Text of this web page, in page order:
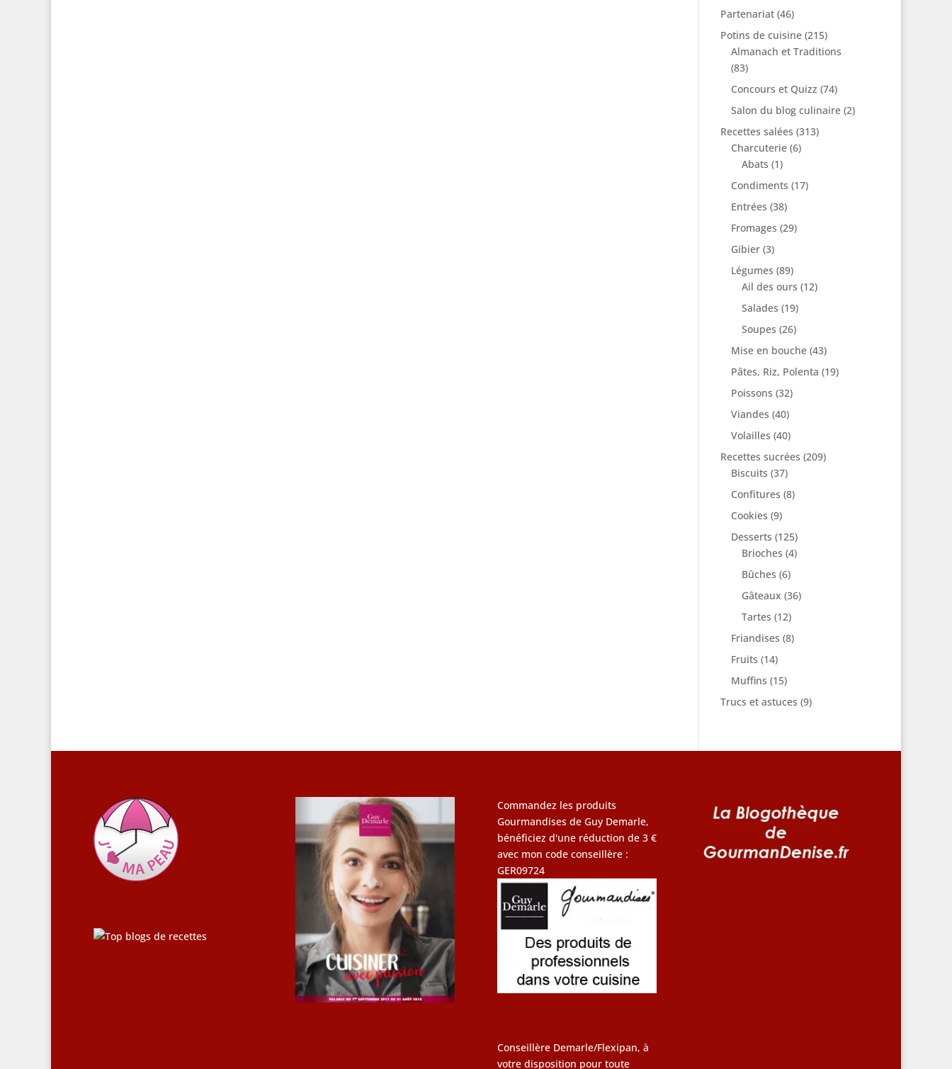
Partenariat(46)
Potins de cuisine(215)
Almanach et Traditions
(83)
Concours et Quizz (74)
Salon du blog culinaire(2)
Recettes salées (313)
Charcuterie(6)
Abats (1)
Condiments (17)
Entrées (38)
Fromages (29)
Gibier(3)
Légumes (89)
Ail des ours (12)
Salades (19)
Soupes (26)
Mise en bouche(43)
Pâtes, Riz, Polenta (19)
Poissons (32)
Viandes (40)
Volailles (40)
Recettes sucrées (209)
Biscuits (37)
Confitures (8)
Cookies (9)
Desserts (125)
Brioches (4)
Bûches (6)
Gâteaux (36)
Tartes (12)
Friandises (8)
Fruits (14)
Muffins (15)
Trucs et astuces (9)
Commandez les produits
Gourmandises de Guy Demarle,
bénéficiez d'une réduction de 3 €
avec mon code conseillère :
GER09724
Conseillère Demarle/Flexipan, à
votre disposition pour toute